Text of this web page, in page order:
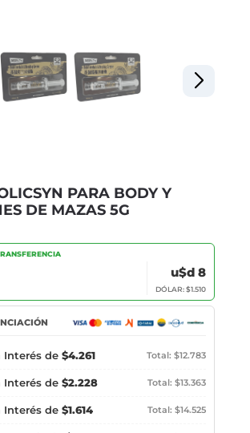
PARA BODY Y
DE MAZAS 5G
u$d 8
DÓLAR: $1.510
Interés de $4.261 Total: $12.783
de $2.228 Total: $13.363
Interés de $1.614 Total: $14.525